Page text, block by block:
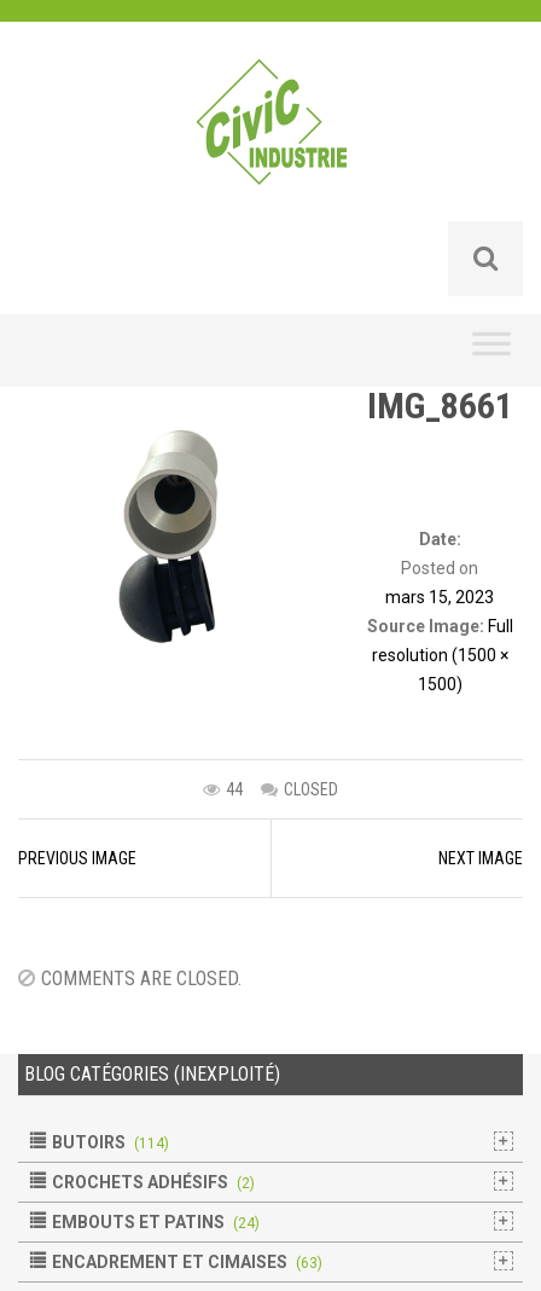
IMG_8661
Date:
Posted on
mars 15, 2023
Source Image: Full
resolution (1500 ×
1500)
44 CLOSED
navigation
PREVIOUS IMAGE NEXT IMAGE
COMMENTS ARE CLOSED.
BLOG CATÉGORIES (INEXPLOITÉ)
BUTOIRS (114)
CROCHETS ADHÉSIFS (2)
EMBOUTS ET PATINS (24)
ENCADREMENT ET CIMAISES (63)